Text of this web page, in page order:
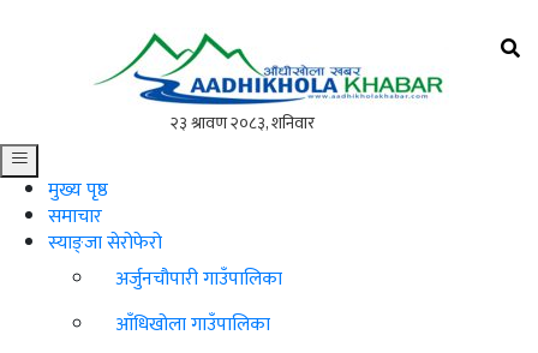
मोफसलकै लोकप्रिय अनलाइन पत्रिका
मुख्य पृष्ठ
समाचार
स्याङ्जा सेरोफेरो
अर्जुनचौपारी गाउँपालिका
आँधिखोला गाउँपालिका